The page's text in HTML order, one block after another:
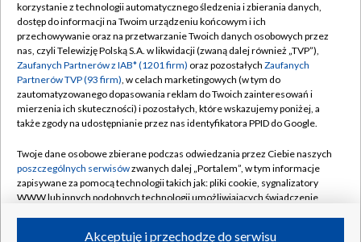
TVP
Abonament TVP
Emisja w TVP
Centrum informacji TVP
Naziemna Telewizja Cyfrowa
Rada Programowa
System NOS
Informacje o nadawcy
Regulamin TVP
Polityka prywatności
Moje zgody
Pomoc
Kontakt
Kanały
korzystanie z technologii automatycznego śledzenia i zbierania danych,
dostęp do informacji na Twoim urządzeniu końcowym i ich
przechowywanie oraz na przetwarzanie Twoich danych osobowych przez
nas, czyli Telewizję Polską S.A. w likwidacji (zwaną dalej również „TVP”),
Zaufanych Partnerów z IAB* (1201 firm) oraz pozostałych Zaufanych
Partnerów TVP (93 firm), w celach marketingowych (w tym do
zautomatyzowanego dopasowania reklam do Twoich zainteresowań i
mierzenia ich skuteczności) i pozostałych, które wskazujemy poniżej, a
także zgody na udostępnianie przez nas identyfikatora PPID do Google.
Twoje dane osobowe zbierane podczas odwiedzania przez Ciebie naszych
poszczególnych serwisówzwanych dalej „Portalem”, w tym informacje
zapisywane za pomocą technologii takich jak: pliki cookie, sygnalizatory
WWW lub innych podobnych technologii umożliwiających świadczenie
Akceptuję i przechodzę do serwisu